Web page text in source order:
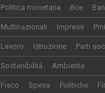
Politica monetaria Bce
Multinazionali Imprese Pmi
Lavoro Istruzione Parti
Sostenibilità Ambiente
Fisco Spesa Politiche